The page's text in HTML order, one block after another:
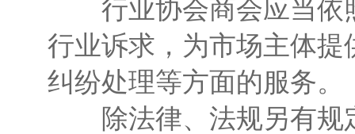
行业协会商会应当依
行业诉求，为市场主体
纠纷处理等方面的服务。
除法律、法规另有规